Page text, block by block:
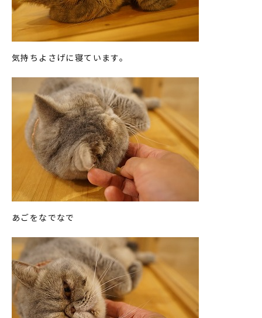
気持ちよさげに寝ています。
あごをなでなで